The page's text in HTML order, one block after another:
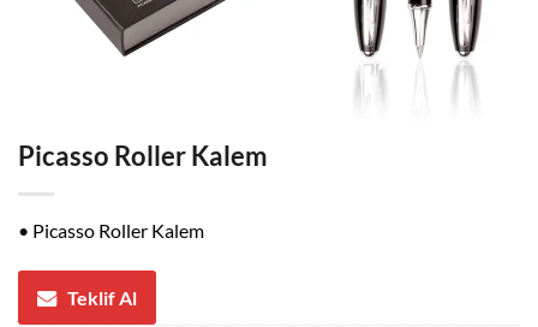
Picasso Roller Kalem
• Picasso Roller Kalem
Teklif Al